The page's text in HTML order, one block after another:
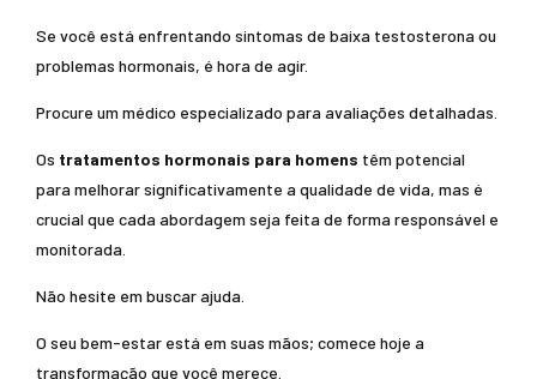
Se você está enfrentando sintomas de baixa testosterona ou
problemas hormonais, é hora de agir.
Procure um médico especializado para avaliações detalhadas.
Os tratamentos hormonais para homens têm potencial
para melhorar significativamente a qualidade de vida, mas é
crucial que cada abordagem seja feita de forma responsável e
monitorada.
Não hesite em buscar ajuda.
O seu bem-estar está em suas mãos; comece hoje a
transformação que você merece.